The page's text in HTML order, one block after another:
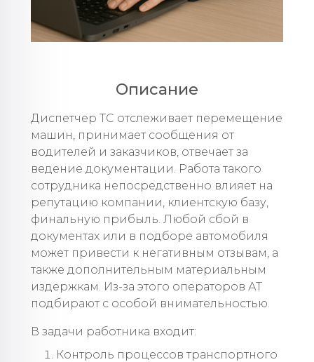
Описание
Диспетчер ТС отслеживает перемещение
машин, принимает сообщения от
водителей и заказчиков, отвечает за
ведение документации. Работа такого
сотрудника непосредственно влияет на
репутацию компании, клиентскую базу,
финальную прибыль. Любой сбой в
документах или в подборе автомобиля
может привести к негативным отзывам, а
также дополнительным материальным
издержкам. Из-за этого операторов АТ
подбирают с особой внимательностью.
В задачи работника входит:
Контроль процессов транспортного